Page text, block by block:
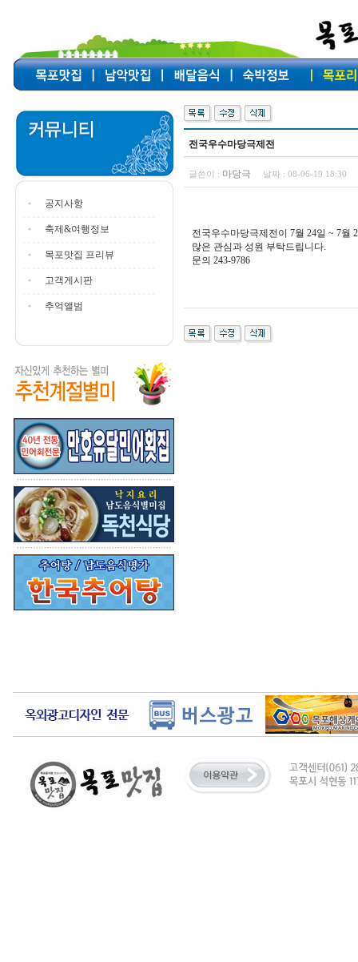
공지사항
축제&여행정보
목포맛집 프리뷰
고객게시판
추억앨범
전국우수마당극제전
글쓴이 : 마당극 날짜 : 08-06-19 18:30
전국우수마당극제전이 7월 24일 ~ 7월
많은 관심과 성원 부탁드립니다.
문의 243-9786